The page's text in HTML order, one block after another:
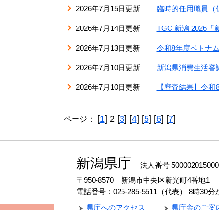
2026年7月15日更新 臨時的任用職員（
2026年7月14日更新 TGC 新潟 2026「
2026年7月13日更新 令和8年度ベトナ
2026年7月10日更新 新潟県消費生活審
2026年7月10日更新 【審査結果】令
ページ： [1] 2 [3] [4] [5] [6] [7]
新潟県庁
法人番号
〒950-8570 新潟市中央区新光町4番地1
電話番号：025-285-5511（代表）
8時30分
県庁へのアクセス 県庁舎のご案